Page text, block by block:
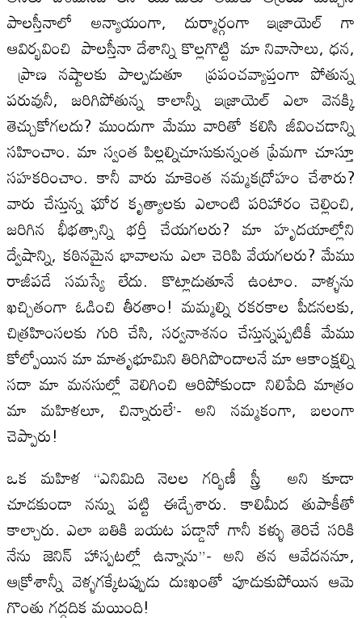
పాలస్తీనాలో అన్యాయంగా, దుర్మార్గంగా ఇజ్రాయెల్ గా
ఆవిర్భవించి పాలస్తీనా దేశాన్ని కొల్లగొట్టి మా నివాసాలు, ధన,
ప్రాణ నష్టాలకు పాల్పడుతూ ప్రపంచవ్యాప్తంగా పోతున్న
పరువునీ, జరిగిపోతున్న కాలాన్నీ ఇజ్రాయెల్ ఎలా వెనక్కి
తెచ్చుకోగలదు? ముందుగా మేము వారితో కలిసి జీవించడాన్ని
సహించాం. మా స్వంత పిల్లల్నిచూసుకున్నంత ప్రేమగా చూస్తూ
సహకరించాం. కానీ వారు మాకెంత నమ్మకద్రోహం చేశారు?
వారు చేస్తున్న ఘోర కృత్యాలకు ఎలాంటి పరిహారం చెల్లించి,
జరిగిన భీభత్సాన్ని భర్తీ చేయగలరు? మా హృదయాల్లోని
ద్వేషాన్ని, కఠినమైన భావాలను ఎలా చెరిపి వేయగలరు? మేము
రాజీపడే సమస్యే లేదు. కొట్లాడుతూనే ఉంటాం. వాళ్ళను
ఖచ్చితంగా ఓడించి తీరతాం! మమ్మల్ని రకరకాల పీడనలకు,
చిత్రహింసలకు గురి చేసి, సర్వనాశనం చేస్తున్నప్పటికీ మేము
కోల్పోయిన మా మాతృభూమిని తిరిగిపొందాలనే మా ఆకాంక్షల్ని
సదా మా మనసుల్లో వెలిగించి ఆరిపోకుండా నిలిపేది మాత్రం
మా మహిళలూ, చిన్నారులే’- అని నమ్మకంగా, బలంగా
చెప్పారు!
ఒక మహిళ “ఎనిమిది నెలల గర్భిణీ స్త్రీ అని కూడా
చూడకుండా నన్ను పట్టి ఈడ్చేశారు. కాలిమీద తుపాకీతో
కాల్చారు. ఎలా బతికి బయట పడ్డానో గానీ కళ్ళు తెరిచే సరికి
నేను జెనిన్ హాస్పటల్లో ఉన్నాను”- అని తన ఆవేదననూ,
ఆక్రోశాన్నీ వెళ్ళగక్కేటప్పుడు దుఃఖంతో పూడుకుపోయిన ఆమె
గొంతు గద్గదిక మయింది!